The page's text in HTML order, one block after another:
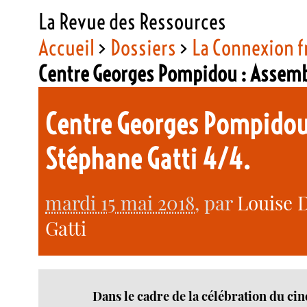
La Revue des Ressources
Accueil > Dossiers > La Connexion
Centre Georges Pompidou :
Centre Georges
Stéphane Gatti 4/4.
mardi 15 mai 2018, parLouise
Gatti
Dans le cadre de la célébration du